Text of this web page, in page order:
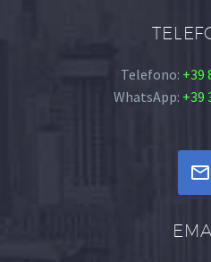
Telefono: +39
WhatsApp: +39

